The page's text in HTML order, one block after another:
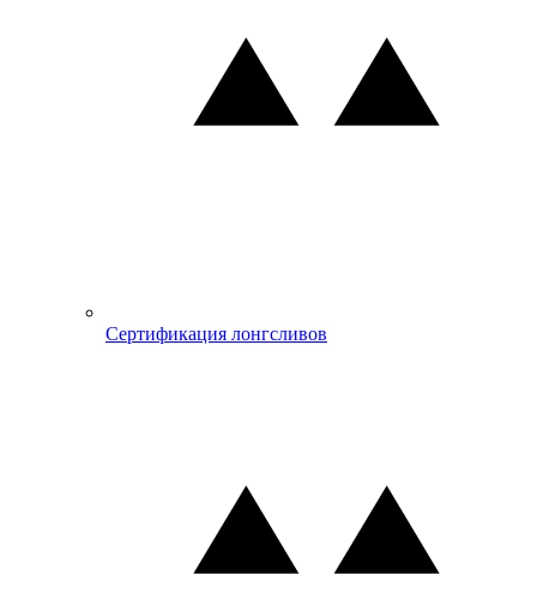
Сертификация лонгсливов